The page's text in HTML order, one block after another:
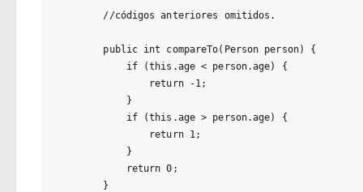
    //códigos anteriores omitidos.
    public int compareTo(Person person) {
        if (this.age < person.age) {
            return -1;
        }
        if (this.age > person.age) {
            return 1;
        }
        return 0;
    }